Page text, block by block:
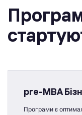
pre-MBA
Програми є